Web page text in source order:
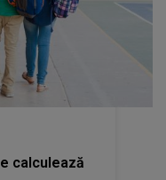
calculează